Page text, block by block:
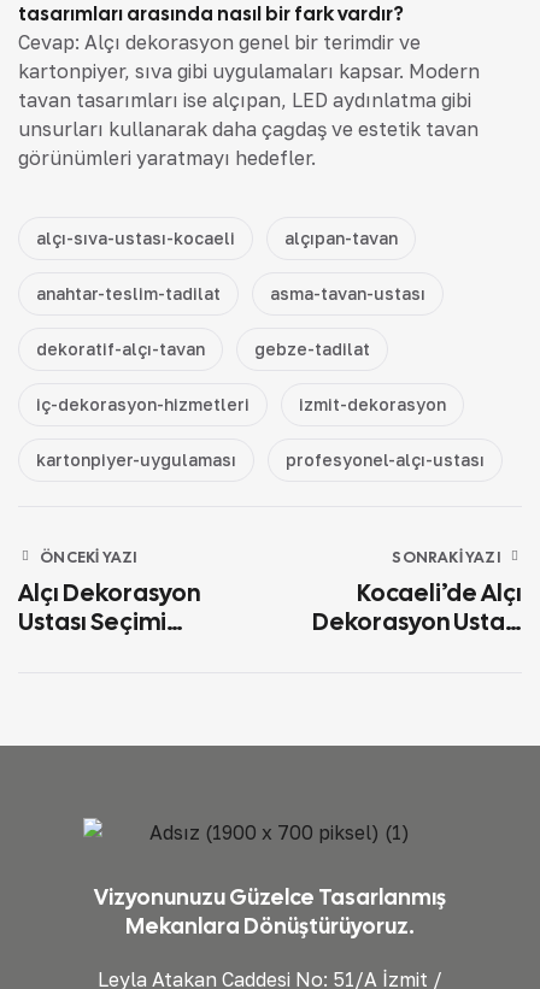
tasarımları arasında nasıl bir fark vardır?
Cevap: Alçı dekorasyon genel bir terimdir ve
kartonpiyer, sıva gibi uygulamaları kapsar. Modern
tavan tasarımları ise alçıpan, LED aydınlatma gibi
unsurları kullanarak daha çağdaş ve estetik tavan
görünümleri yaratmayı hedefler.
alçı-sıva-ustası-kocaeli alçıpan-tavan
anahtar-teslim-tadilat asma-tavan-ustası
dekoratif-alçı-tavan gebze-tadilat
iç-dekorasyon-hizmetleri izmit-dekorasyon
kartonpiyer-uygulaması profesyonel-alçı-ustası
ÖNCEKI YAZI
Alçı Dekorasyon
Ustası Seçimi
SONRAKI YAZI
Kocaeli’de Alçı
Dekorasyon Ustası
Vizyonunuzu Güzelce Tasarlanmış
Mekanlara Dönüştürüyoruz.
Leyla Atakan Caddesi No: 51/A İzmit /